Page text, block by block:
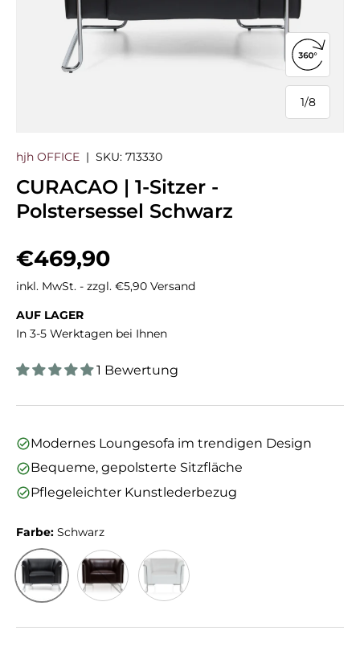
1/
von
8
360°-
hjh OFFICE | SKU: 713330
CURACAO | 1-Sitzer -
Polstersessel Schwarz
Normaler Preis
€469,90
inkl. MwSt. - zzgl. €5,90 Versand
AUF LAGER
In 3-5 Werktagen bei Ihnen
1 Bewertung
Modernes Loungesofa im trendigen Design
Bequeme, gepolsterte Sitzfläche
Pflegeleichter Kunstlederbezug
Farbe: Schwarz